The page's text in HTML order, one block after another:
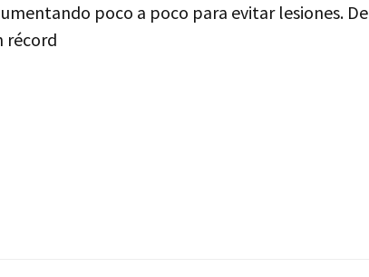
poco a poco para evitar lesiones. De
récord